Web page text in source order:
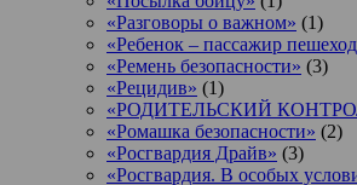
«Разговоры о важном» (1)
«Ребенок – пассажир
«Ремень безопасности» (3)
«Рецидив» (1)
«РОДИТЕЛЬСКИЙ
«Ромашка безопасности» (2)
«Росгвардия Драйв» (3)
«Росгвардия. В особых